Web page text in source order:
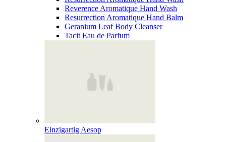
Reverence Aromatique Hand Wash
Resurrection Aromatique Hand Balm
Geranium Leaf Body Cleanser
Tacit Eau de Parfum
Einzigartig Aesop